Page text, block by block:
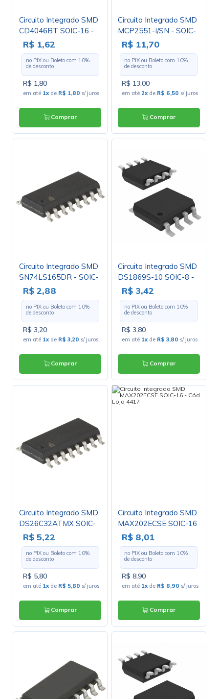
Circuito Integrado SMD
CD4046BT SOIC-16 -
Cód. Loja 3934
R$ 1,62
no PIX ou Boleto com 10%
de desconto
R$ 1,80
em até 1x de R$ 1,80 s/ juros
Comprar
Circuito Integrado SMD
MCP2551-I/SN - SOIC-
08 -Loja 4098 -
Microchip
R$ 11,70
no PIX ou Boleto com 10%
de desconto
R$ 13,00
em até 2x de R$ 6,50 s/ juros
Comprar
Circuito Integrado SMD
SN74LS165DR - SOIC-
16 - ON
R$ 2,88
no PIX ou Boleto com 10%
de desconto
R$ 3,20
em até 1x de R$ 3,20 s/ juros
Comprar
Circuito Integrado SMD
DS1869S-10 SOIC-8 -
Dallas
R$ 3,42
no PIX ou Boleto com 10%
de desconto
R$ 3,80
em até 1x de R$ 3,80 s/ juros
Comprar
Circuito Integrado SMD
DS26C32ATMX SOIC-
16 - Cód. Loja 3002
R$ 5,22
no PIX ou Boleto com 10%
de desconto
R$ 5,80
em até 1x de R$ 5,80 s/ juros
Comprar
Circuito Integrado SMD
MAX202ECSE SOIC-16
- Cód. Loja 4417
R$ 8,01
no PIX ou Boleto com 10%
de desconto
R$ 8,90
em até 1x de R$ 8,90 s/ juros
Comprar